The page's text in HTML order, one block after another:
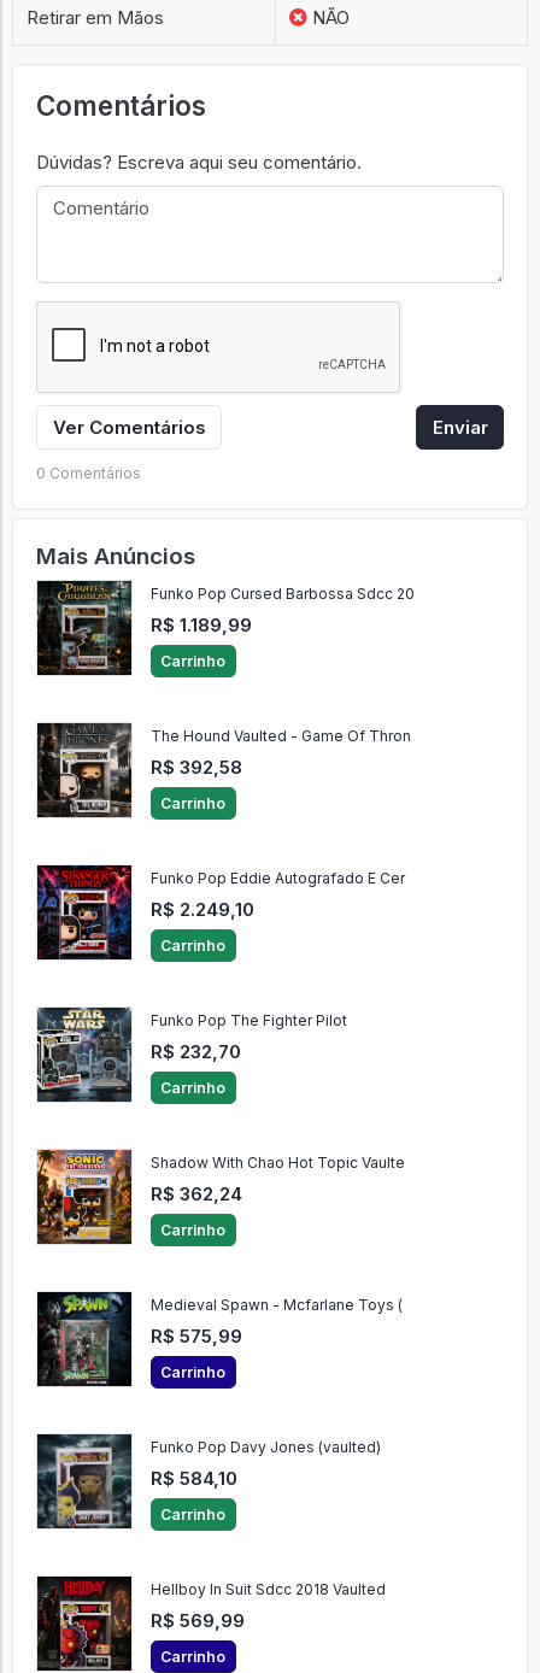
Retirar em Mãos NÃO
Comentários
Dúvidas? Escreva aqui seu comentário.
Ver Comentários Enviar
0 Comentários
Mais Anúncios
Funko Pop Cursed Barbossa Sdcc 20
R$ 1.189,99
Carrinho
The Hound Vaulted - Game Of Thron
R$ 392,58
Carrinho
Funko Pop Eddie Autografado E Cer
R$ 2.249,10
Carrinho
Funko Pop The Fighter Pilot
R$ 232,70
Carrinho
Shadow With Chao Hot Topic Vaulte
R$ 362,24
Carrinho
Medieval Spawn - Mcfarlane Toys (
R$ 575,99
Carrinho
Funko Pop Davy Jones (vaulted)
R$ 584,10
Carrinho
Hellboy In Suit Sdcc 2018 Vaulted
R$ 569,99
Carrinho